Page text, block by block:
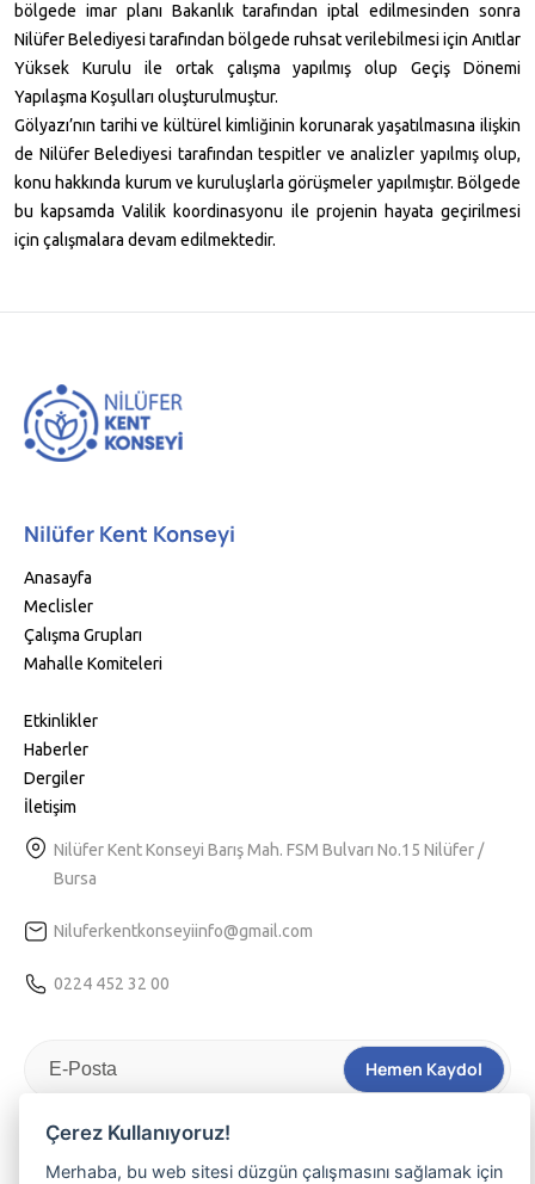
bölgede imar planı Bakanlık tarafından iptal edilmesinden sonra
Nilüfer Belediyesi tarafından bölgede ruhsat verilebilmesi için Anıtlar
Yüksek Kurulu ile ortak çalışma yapılmış olup Geçiş Dönemi
Yapılaşma Koşulları oluşturulmuştur.
Gölyazı’nın tarihi ve kültürel kimliğinin korunarak yaşatılmasına ilişkin
de Nilüfer Belediyesi tarafından tespitler ve analizler yapılmış olup,
konu hakkında kurum ve kuruluşlarla görüşmeler yapılmıştır. Bölgede
bu kapsamda Valilik koordinasyonu ile projenin hayata geçirilmesi
için çalışmalara devam edilmektedir.
Nilüfer Kent Konseyi
Anasayfa
Meclisler
Çalışma Grupları
Mahalle Komiteleri
Etkinlikler
Haberler
Dergiler
İletişim
Nilüfer Kent Konseyi Barış Mah. FSM Bulvarı No.15 Nilüfer /
Bursa
Niluferkentkonseyiinfo@gmail.com
0224 452 32 00
Hemen Kaydol
aydınlatmametnini kabul ediyorum.
Çerez Kullanıyoruz!
Merhaba, bu web sitesi düzgün çalışmasını sağlamak için